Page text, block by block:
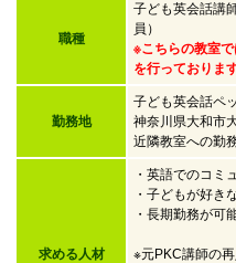
職種
子ども英会話講
員）
※こちらの教室
を行っております
勤務地
子ども英会話ペ
神奈川県大和
近隣教室への勤
求める人材
・英語でのコミ
・子どもが好き
・長期勤務が可
※元PKC講師の